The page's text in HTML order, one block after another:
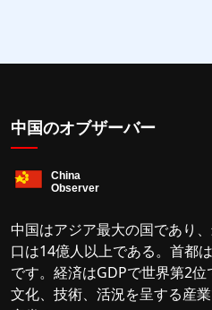
中国のオブザーバー
中国はアジア最大の国であり
口は14億人以上である。首都
です。経済はGDPで世界第2位
文化、技術、活況を呈する産